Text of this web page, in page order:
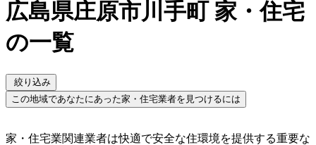
広島県庄原市川手町 家・住宅
の一覧
絞り込み
この地域であなたにあった家・住宅業者を見つけるには
家・住宅業関連業者は快適で安全な住環境を提供する重要な